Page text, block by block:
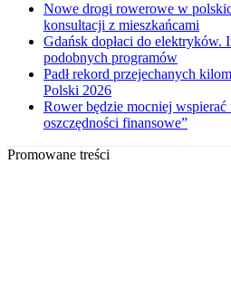
Nowe drogi rowerowe w
konsultacji z mieszkańcami
Gdańsk dopłaci do elektryków.
podobnych programów
Padł rekord przejechanych
Polski 2026
Rower będzie mocniej wspierać
oszczędności finansowe”
Promowane treści